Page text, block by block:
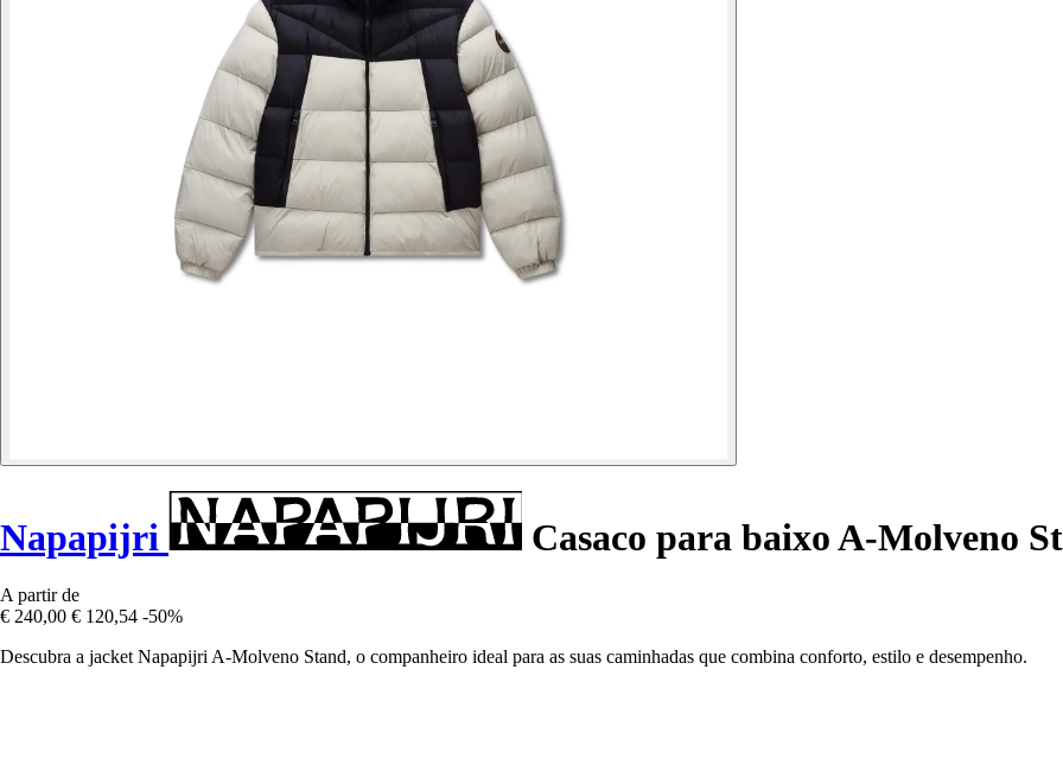
Napapijri Casaco para baixo A-Molveno
A partir de
€ 240,00 € 120,54 -50%
Descubra a jacket Napapijri A-Molveno Stand, o companheiro ideal para as suas caminhadas que combina conforto, estilo e desempenho.